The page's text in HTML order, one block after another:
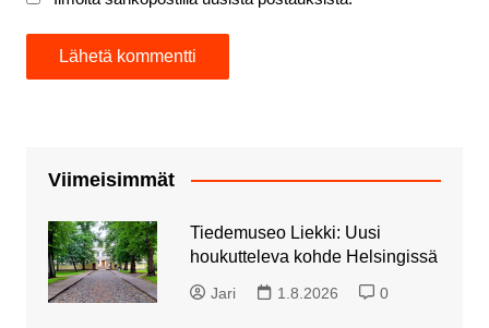
Viimeisimmät
Tiedemuseo Liekki: Uusi
houkutteleva kohde Helsingissä
Jari 1.8.2026 0